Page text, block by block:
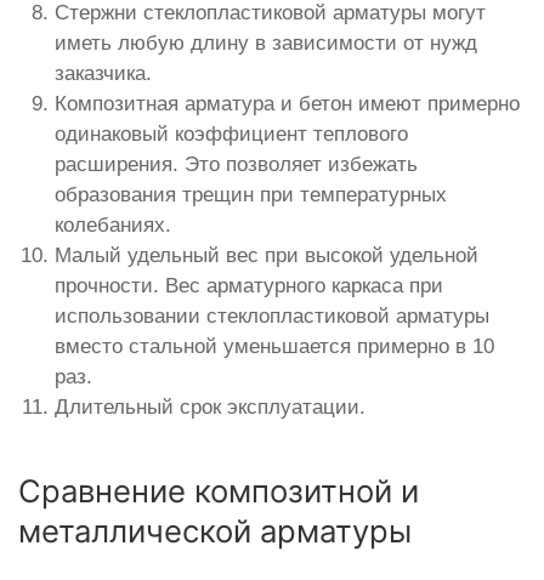
Стержни стеклопластиковой арматуры могут
иметь любую длину в зависимости от нужд
заказчика.
Композитная арматура и бетон имеют примерно
одинаковый коэффициент теплового
расширения. Это позволяет избежать
образования трещин при температурных
колебаниях.
Малый удельный вес при высокой удельной
прочности. Вес арматурного каркаса при
использовании стеклопластиковой арматуры
вместо стальной уменьшается примерно в 10
раз.
Длительный срок эксплуатации.
Сравнение композитной и
металлической арматуры